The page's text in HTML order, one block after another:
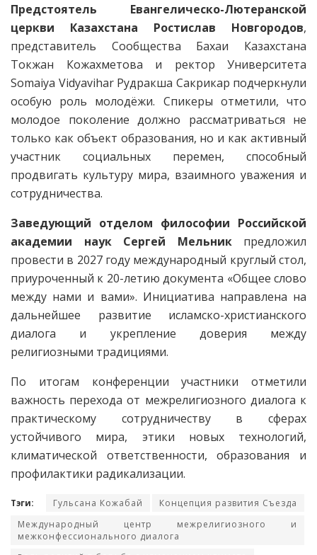
Предстоятель Евангелическо-Лютеранской
церкви Казахстана Ростислав Новгородов,
представитель Сообщества Бахаи Казахстана
Токжан Кожахметова и ректор Университета
Somaiya Vidyavihar Рудракша Сакрикар подчеркнули
особую роль молодёжи. Спикеры отметили, что
молодое поколение должно рассматриваться не
только как объект образования, но и как активный
участник социальных перемен, способный
продвигать культуру мира, взаимного уважения и
сотрудничества.
Заведующий отделом философии Российской
академии наук Сергей Мельникпредложил
провести в 2027 году международный круглый стол,
приуроченный к 20-летию документа «Общее слово
между нами и вами». Инициатива направлена на
дальнейшее развитие исламско-христианского
диалога и укрепление доверия между
религиозными традициями.
По итогам конференции участники отметили
важность перехода от межрелигиозного диалога к
практическому сотрудничеству в сферах
устойчивого мира, этики новых технологий,
климатической ответственности, образования и
профилактики радикализации.
Тэги: Гульсана Кожабай
Концепция развития Съезда
Международный центр межрелигиозного и
межконфессионального диалога